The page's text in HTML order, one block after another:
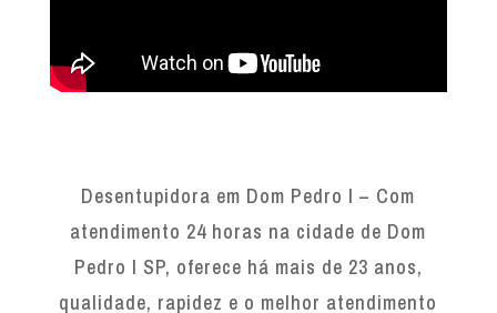
Desentupidora em Dom Pedro I – Com
atendimento 24 horas na cidade de Dom
Pedro I SP, oferece há mais de 23 anos,
qualidade, rapidez e o melhor atendimento